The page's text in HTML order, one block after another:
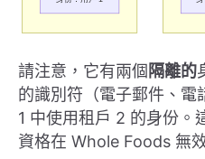
請注意，它有兩個隔離的
的識別符（電子郵件、電
1 中使用租戶 2 的身份。
資格在 Whole Foods 無